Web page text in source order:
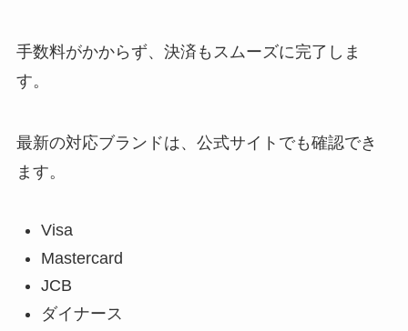
手数料がかからず、決済もスムーズに完了しま
す。
最新の対応ブランドは、公式サイトでも確認でき
ます。
Visa
Mastercard
JCB
ダイナース